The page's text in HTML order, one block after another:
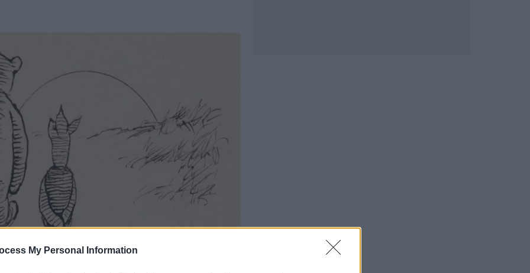
My Personal Information